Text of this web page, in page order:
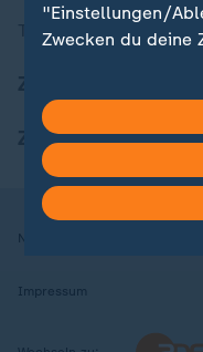
Themen im Überblick
ZDFheute Apps
Nutzungsbedingungen
Impressum
"Einstellungen/
Zwecken du deine
in deinen
Hier findest du das
Weitere